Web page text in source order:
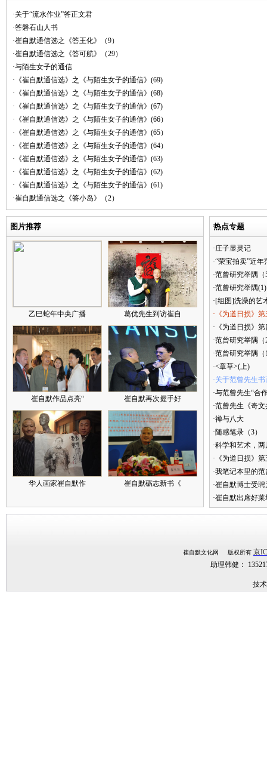
·关于“流水作业”答正文君
·答磐石山人书
·崔自默通信选之《答王化》（9）
·崔自默通信选之《答可航》（29）
·与陌生女子的通信
·《崔自默通信选》之《与陌生女子的通信》(69)
·《崔自默通信选》之《与陌生女子的通信》(68)
·《崔自默通信选》之《与陌生女子的通信》(67)
·《崔自默通信选》之《与陌生女子的通信》(66）
·《崔自默通信选》之《与陌生女子的通信》(65）
·《崔自默通信选》之《与陌生女子的通信》(64）
·《崔自默通信选》之《与陌生女子的通信》(63)
·《崔自默通信选》之《与陌生女子的通信》(62)
·《崔自默通信选》之《与陌生女子的通信》(61)
·崔自默通信选之《答小岛》（2）
图片推荐
乙巳蛇年中央广播 葛优先生到访崔自
崔自默作品点亮“ 崔自默再次握手好
华人画家崔自默作 崔自默砺志新书《
热点专题
·庄子显灵记
·“荣宝拍卖”近
·范曾研究举隅（
·范曾研究举隅(1)
·[组图]洗澡的艺
·《为道日损》
·《为道日损》
·范曾研究举隅（
·范曾研究举隅（
·<章草>(上)
·关于范曾先生
·与范曾先生“合
·范曾先生《奇
·禅与八大
·随感笔录（3）
·科学和艺术，
·《为道日损》
·我笔记本里的
·崔自默博士受
·崔自默出席好
崔自默文化网 版权所有 京
助理韩健：
技